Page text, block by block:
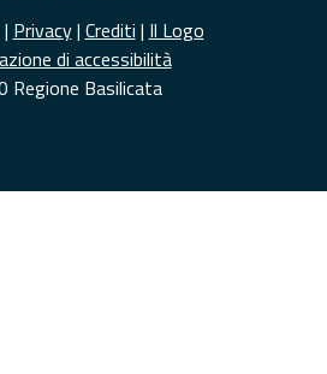
| Privacy| Crediti | Il Logo
di accessibilità
Regione Basilicata